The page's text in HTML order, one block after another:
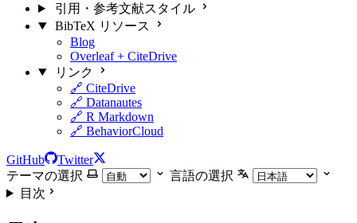
引用・参考文献スタイル
BibTeX リソース
Blog
Overleaf + CiteDrive
リンク
🔗 CiteDrive
🔗 Datanautes
🔗 R Markdown
🔗 BehaviorCloud
GitHub
Twitter
テーマの選択
言語の選択
目次